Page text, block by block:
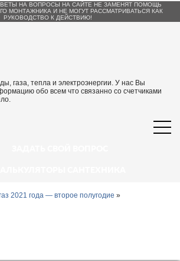
НА ВОПРОСЫ НА САЙТЕ НЕ ЗАМЕНЯТ ПОМОЩЬ
МОНТАЖНИКА И НЕ МОГУТ РАССМАТРИВАТЬСЯ КАК
РУКОВОДСТВО К ДЕЙСТВИЮ!
газа, тепла и электроэнергии. У нас Вы
обо всем что связанно со счетчиками
2021 года — второе полугодие »